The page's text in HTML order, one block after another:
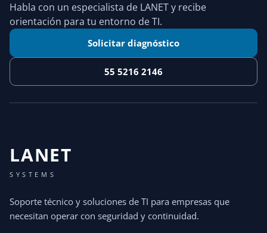
Habla con un especialista de LANET y recibe
orientación para tu entorno de TI.
Solicitar diagnóstico
55 5216 2146
LANET
SYSTEMS
Soporte técnico y soluciones de TI para empresas que
necesitan operar con seguridad y continuidad.